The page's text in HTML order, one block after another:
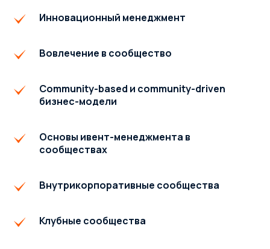
Инновационный менеджмент
Вовлечение в сообщество
Community-based и community-driven
бизнес-модели
Основы ивент-менеджмента в
сообществах
Внутрикорпоративные сообщества
Клубные сообщества